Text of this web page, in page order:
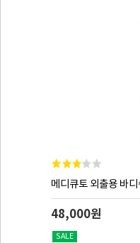
메디큐토 외출용 바
48,000원
SALE